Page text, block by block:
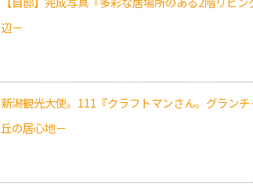
辺－
新潟観光大使。111『クラフトマンさん。グラン
丘の居心地－